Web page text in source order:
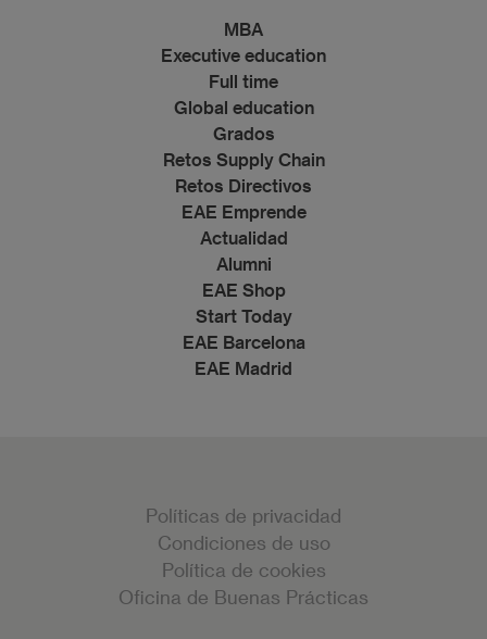
MBA
Executive education
Full time
Global education
Grados
Retos Supply Chain
Retos Directivos
EAE Emprende
Actualidad
Alumni
EAE Shop
Start Today
EAE Barcelona
EAE Madrid
Políticas de privacidad
Condiciones de uso
Política de cookies
Oficina de Buenas Prácticas